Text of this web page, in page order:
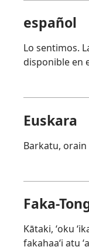
español
Lo sentimos.
disponible en
Euskara
Barkatu,
Faka-
Kātaki, ʻoku
fakahaaʻi atu